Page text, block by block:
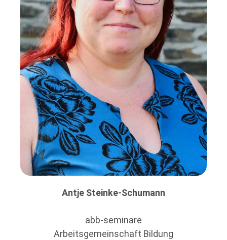
Antje Steinke-Schumann
abb-seminare
Arbeitsgemeinschaft Bildung